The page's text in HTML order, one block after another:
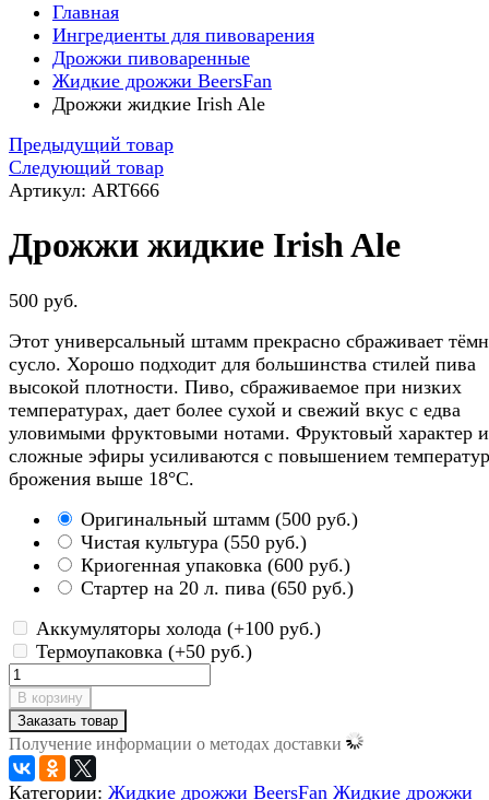
Главная
Ингредиенты для пивоварения
Дрожжи пивоваренные
Жидкие дрожжи BeersFan
Дрожжи жидкие Irish Ale
Предыдущий товар
Следующий товар
Артикул: ART666
Дрожжи жидкие Irish Ale
500 руб.
Этот универсальный штамм прекрасно сбраживает
сусло. Хорошо подходит для большинства стилей пива
высокой плотности. Пиво, сбраживаемое при низких
температурах, дает более сухой и свежий вкус с едва
уловимыми фруктовыми нотами. Фруктовый характер и
сложные эфиры усиливаются с повышением
брожения выше 18°C.
Оригинальный штамм (500 руб.)
Чистая культура (550 руб.)
Криогенная упаковка (600 руб.)
Стартер на 20 л. пива (650 руб.)
Аккумуляторы холода (+100 руб.)
Термоупаковка (+50 руб.)
В корзину
Заказать товар
Получение информации о методах доставки
Категории: Жидкие дрожжи BeersFan Жидкие дрожжи